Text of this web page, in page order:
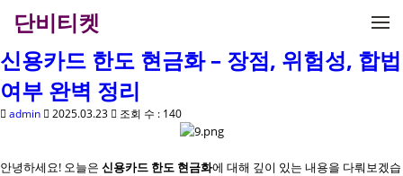
단비티켓
신용카드 한도 현금화 – 장점, 위험성, 합법
여부 완벽 정리
admin 2025.03.23 조회 수 : 140
안녕하세요! 오늘은 신용카드 한도 현금화에 대해 깊이 있는 내용을 다뤄보겠습